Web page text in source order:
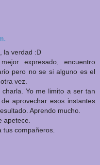
la verdad :D
expresado, encuentro
pero no se si alguno es el
vez.
Yo me limito a ser tan
aprovechar esos instantes
Aprendo mucho.
apetece.
tus compañeros.